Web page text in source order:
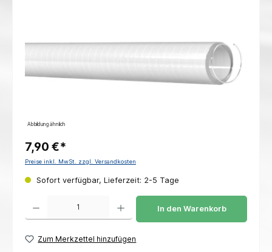
Abbildung ähnlich
7,90 €*
Preise inkl. MwSt. zzgl. Versandkosten
Sofort verfügbar, Lieferzeit: 2-5 Tage
Produkt Anzahl: Gib den gewünschten Wert ein oder benutze die Schaltflächen um
In den Warenkorb
Zum Merkzettel hinzufügen